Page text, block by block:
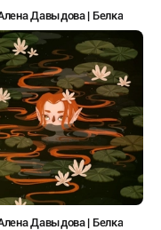
Давыдова | Белка
Давыдова | Белка